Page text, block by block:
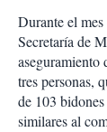
Durante el
Secretaría de
aseguramiento
tres personas,
de 103
similares al